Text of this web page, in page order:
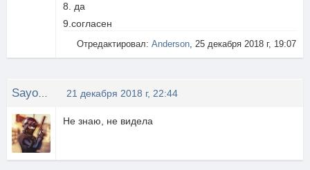
8. да
9.согласен
Отредактировал: Anderson, 25 декабря 2018 г, 19:07
21 декабря 2018 г, 22:44
Не знаю, не видела